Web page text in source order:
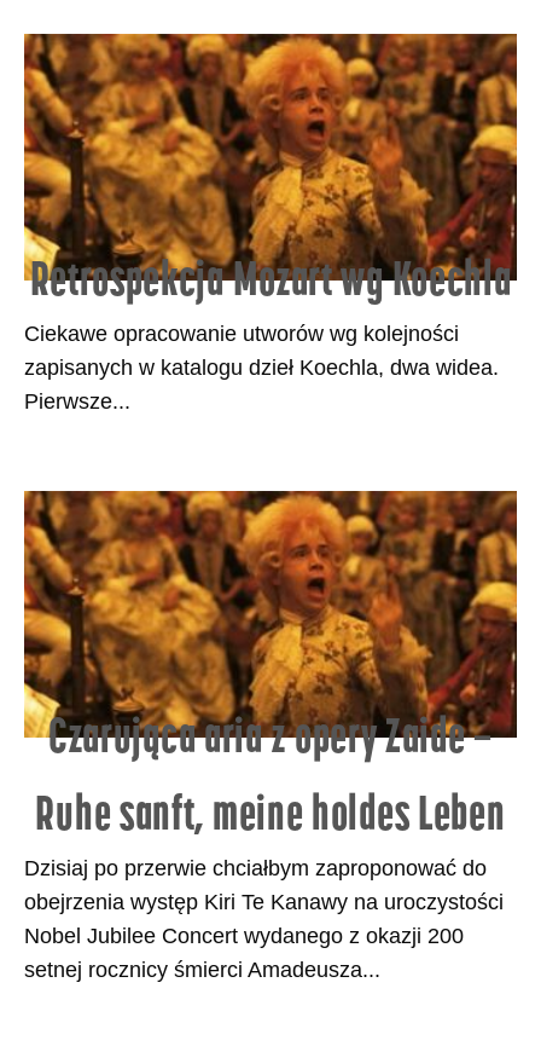
Retrospekcja Mozart wg Koechla
Ciekawe opracowanie utworów wg kolejności
zapisanych w katalogu dzieł Koechla, dwa widea.
Pierwsze...
Czarująca aria z opery Zaide –
Ruhe sanft, meine holdes Leben
Dzisiaj po przerwie chciałbym zaproponować do
obejrzenia występ Kiri Te Kanawy na uroczystości
Nobel Jubilee Concert wydanego z okazji 200
setnej rocznicy śmierci Amadeusza...